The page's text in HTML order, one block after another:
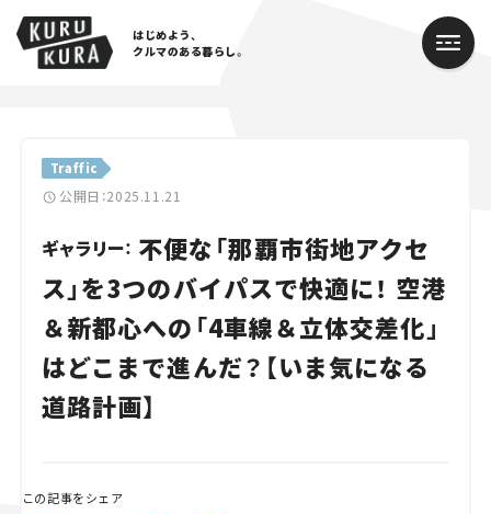
はじめよう、
クルマのある暮らし。
Traffic
公開日：2025.11.21
ギャラリー： 不便な「那覇市街地アクセ
ス」を3つのバイパスで快適に！ 空港
＆新都心への「4車線＆立体交差化」
はどこまで進んだ？【いま気になる
道路計画】
この記事をシェア
Cars
Lifestyle
Traffic
Special
Series